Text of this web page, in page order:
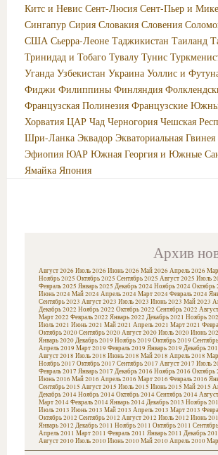
Китс и Невис Сент-Люсия Сент-Пьер и
Сингапур Сирия Словакия Словения
США Сьерра-Леоне Таджикистан Таиланд
Тринидад и Тобаго Тувалу Тунис
Уганда Узбекистан Украина Уоллис и
Фиджи Филиппины Финляндия
Французская Полинезия Французские
Хорватия ЦАР Чад Черногория Чешская
Шри-Ланка Эквадор Экваториальная Гвинея
Эфиопия ЮАР Южная Георгия и Южные
Ямайка Япония
Архив
Август 2026 Июль 2026 Июнь 2026 Май 2026 Апрель 2026
Ноябрь 2025 Октябрь 2025 Сентябрь 2025 Август 2025 Июль
Февраль 2025 Январь 2025 Декабрь 2024Ноябрь 2024Октябрь
Июнь 2024Май 2024Апрель 2024Март 2024Февраль 2024
Сентябрь 2023 Август 2023 Июль 2023 Июнь 2023 Май 2023
Декабрь 2022 Ноябрь 2022 Октябрь 2022 Сентябрь 2022
Март 2022 Февраль 2022 Январь 2022 Декабрь 2021 Ноябрь
Июль 2021 Июнь 2021 Май 2021 Апрель 2021 Март 2021
Октябрь 2020Сентябрь 2020Август 2020Июль 2020Июнь
Январь 2020Декабрь 2019 Ноябрь 2019 Октябрь 2019
Апрель 2019 Март 2019 Февраль 2019 Январь 2019 Декабрь
Август 2018 Июль 2018 Июнь 2018 Май 2018 Апрель 2018
Ноябрь 2017 Октябрь 2017 Сентябрь 2017 Август 2017 Июль
Февраль 2017 Январь 2017 Декабрь 2016 Ноябрь 2016 Октябрь
Июнь 2016 Май 2016 Апрель 2016 Март 2016 Февраль 2016
Сентябрь 2015 Август 2015 Июль 2015 Июнь 2015 Май 2015
Декабрь 2014Ноябрь 2014Октябрь 2014Сентябрь 2014
Март 2014Февраль 2014Январь 2014Декабрь 2013 Ноябрь
Июль 2013 Июнь 2013 Май 2013 Апрель 2013 Март 2013
Октябрь 2012 Сентябрь 2012 Август 2012 Июль 2012 Июнь
Январь 2012 Декабрь 2011 Ноябрь 2011 Октябрь 2011
Апрель 2011 Март 2011 Февраль 2011 Январь 2011 Декабрь
Август 2010Июль 2010Июнь 2010Май 2010Апрель 2010